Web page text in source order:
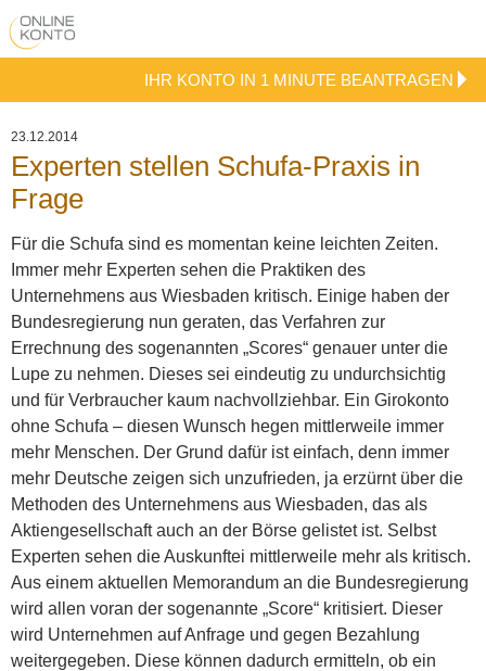
IHR KONTO IN 1 MINUTE BEANTRAGEN
23.12.2014
Experten stellen Schufa-Praxis in
Frage
Für die Schufa sind es momentan keine leichten Zeiten.
Immer mehr Experten sehen die Praktiken des
Unternehmens aus Wiesbaden kritisch. Einige haben der
Bundesregierung nun geraten, das Verfahren zur
Errechnung des sogenannten „Scores“ genauer unter die
Lupe zu nehmen. Dieses sei eindeutig zu undurchsichtig
und für Verbraucher kaum nachvollziehbar. Ein Girokonto
ohne Schufa – diesen Wunsch hegen mittlerweile immer
mehr Menschen. Der Grund dafür ist einfach, denn immer
mehr Deutsche zeigen sich unzufrieden, ja erzürnt über die
Methoden des Unternehmens aus Wiesbaden, das als
Aktiengesellschaft auch an der Börse gelistet ist. Selbst
Experten sehen die Auskunftei mittlerweile mehr als kritisch.
Aus einem aktuellen Memorandum an die Bundesregierung
wird allen voran der sogenannte „Score“ kritisiert. Dieser
wird Unternehmen auf Anfrage und gegen Bezahlung
weitergegeben. Diese können dadurch ermitteln, ob ein